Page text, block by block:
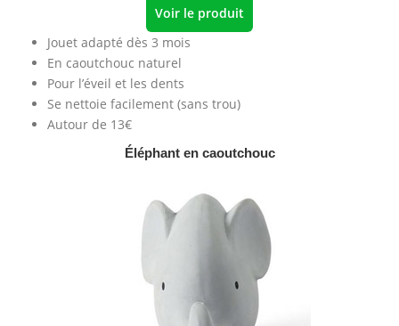
Voir le produit
Jouet adapté dès 3 mois
En caoutchouc naturel
Pour l’éveil et les dents
Se nettoie facilement (sans trou)
Autour de 13€
Éléphant en caoutchouc